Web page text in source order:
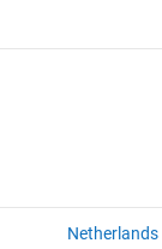
Netherlands